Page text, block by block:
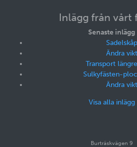
Inlägg från vårt
Senaste inlägg
Sadelskåp
Ändra vikt
Transport
Sulkyfästen-
Ändra vikt
Visa alla inlägg
Burträskvägen 9